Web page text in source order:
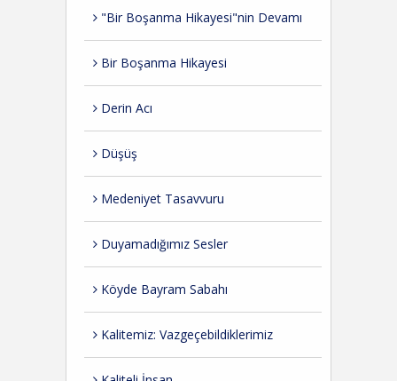
"Bir Boşanma Hikayesi"nin Devamı
Bir Boşanma Hikayesi
Derin Acı
Düşüş
Medeniyet Tasavvuru
Duyamadığımız Sesler
Köyde Bayram Sabahı
Kalitemiz: Vazgeçebildiklerimiz